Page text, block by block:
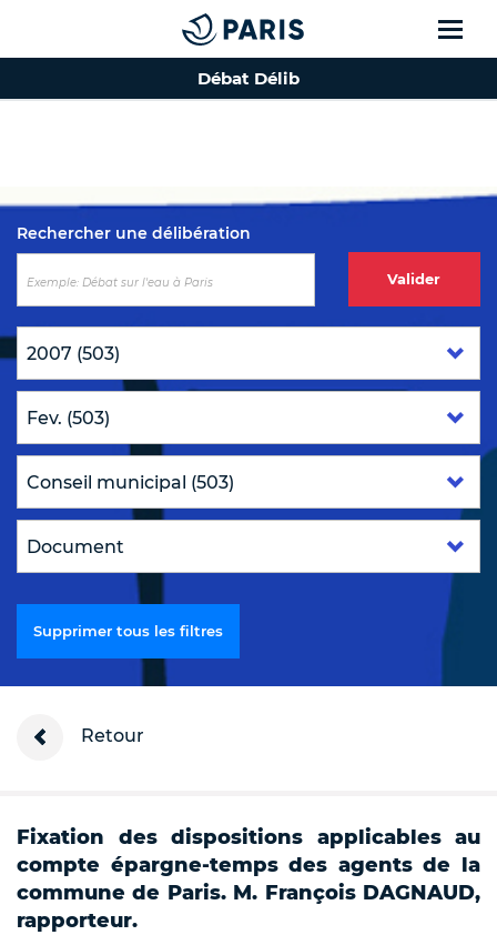
Top of the page
Débat Délib
Rechercher une délibération
Valider
Supprimer tous les filtres
Retour
Fixation des dispositions applicables au
compte épargne-temps des agents de la
commune de Paris. M. François DAGNAUD,
rapporteur.